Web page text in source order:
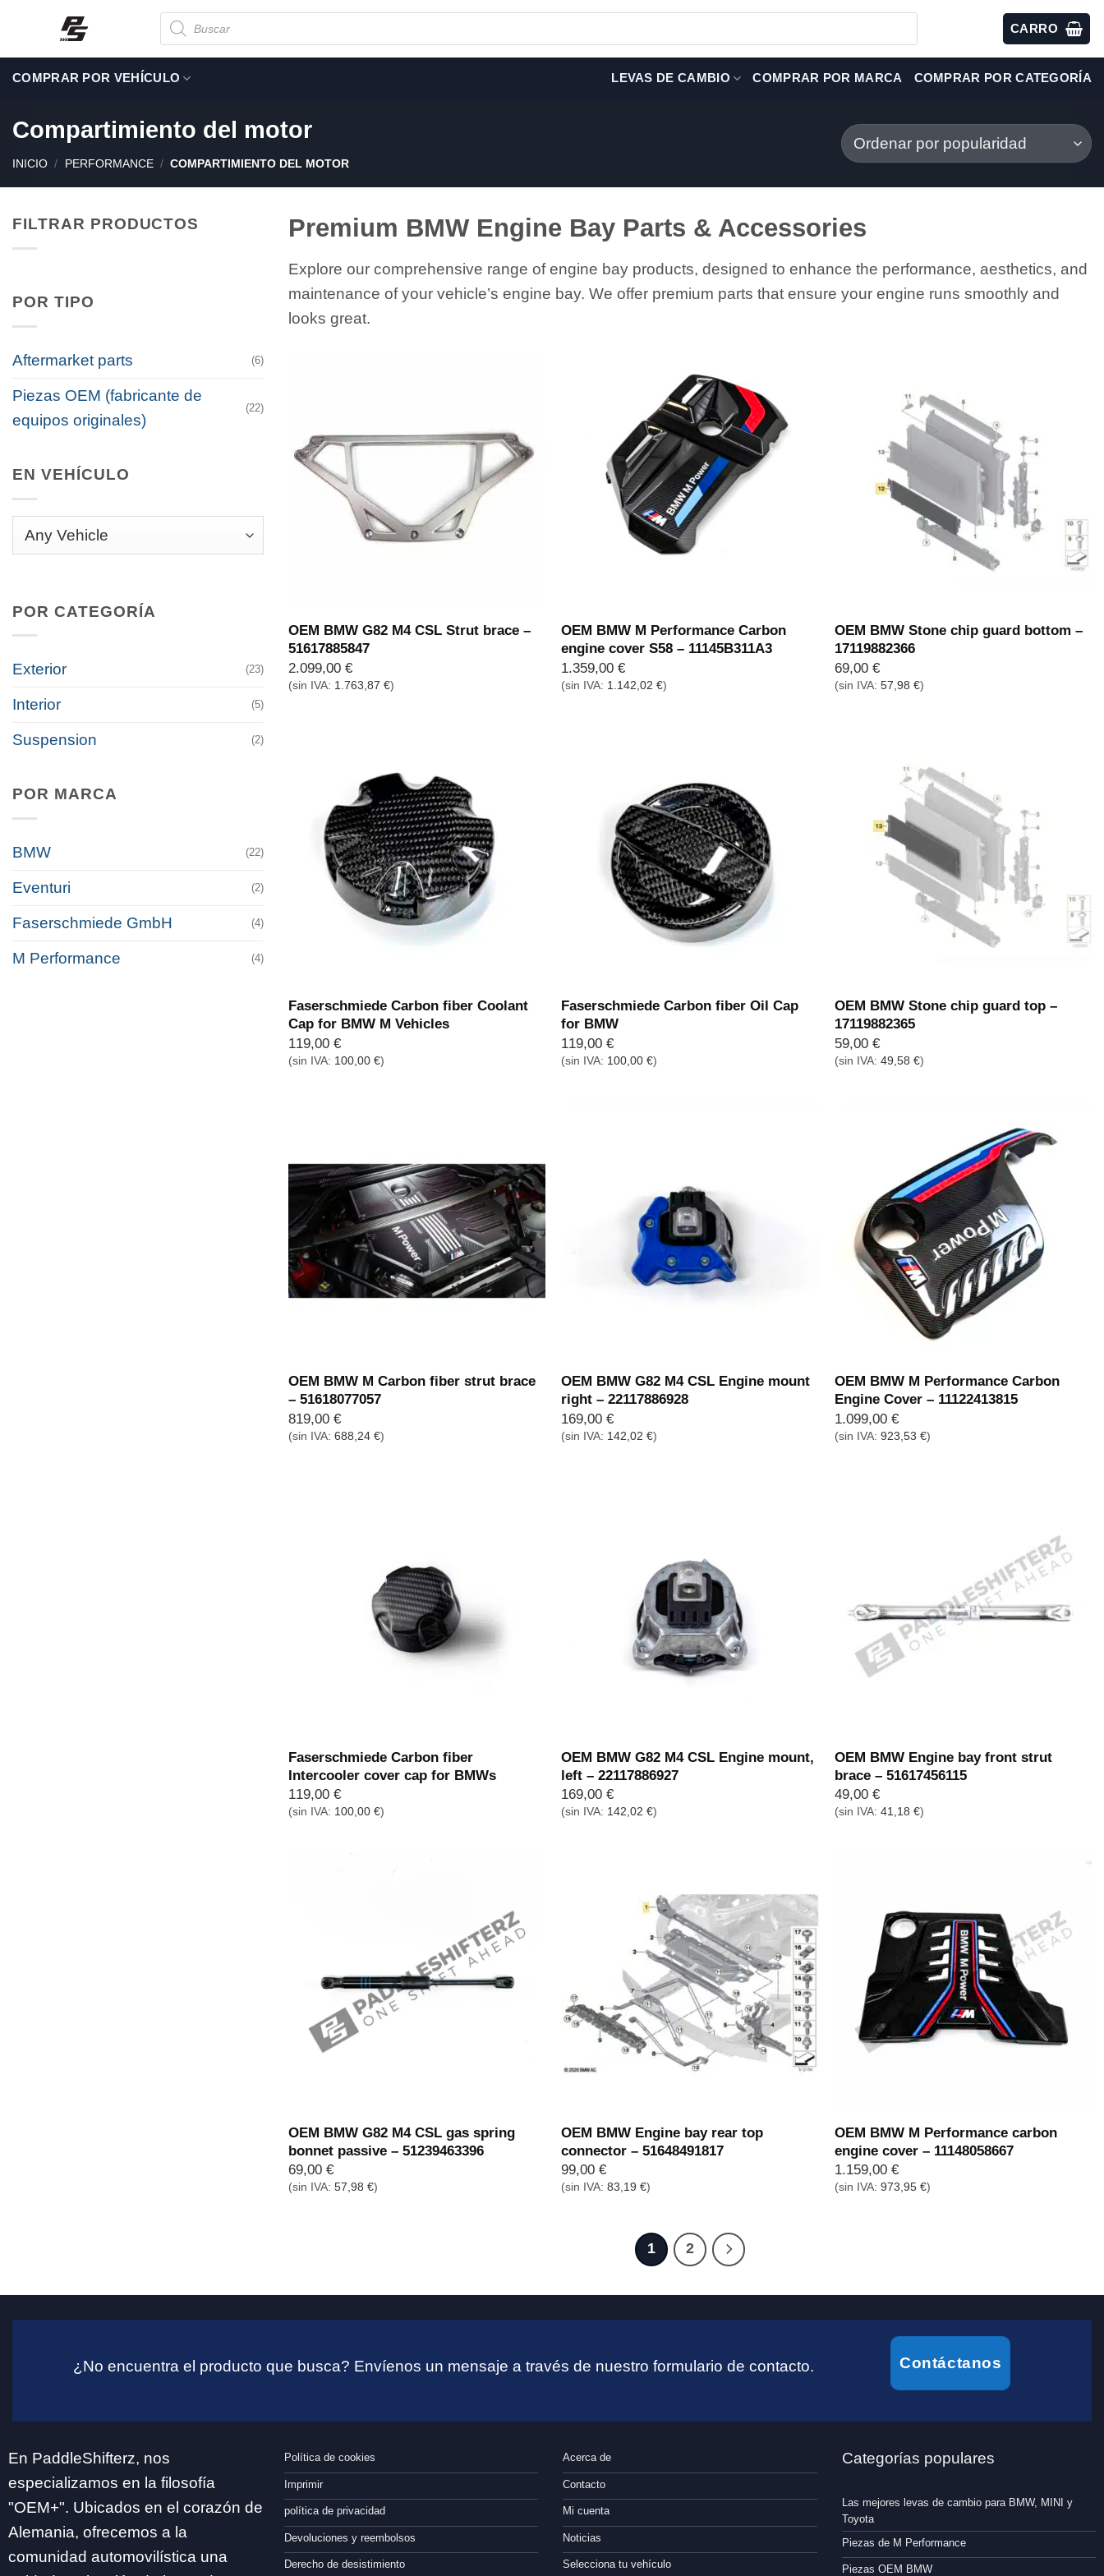
contenido
Búsqueda
de
productos
CARRO
COMPRAR POR VEHÍCULO LEVAS DE CAMBIO COMPRAR POR MARCA COMPRAR POR CATEGORÍA
Compartimiento del motor
INICIO / PERFORMANCE / COMPARTIMIENTO DEL MOTOR
FILTRAR PRODUCTOS
POR TIPO
Aftermarket parts (6)
Piezas OEM (fabricante de
equipos originales)
(22)
EN VEHÍCULO
POR CATEGORÍA
Exterior (23)
Interior (5)
Suspension (2)
POR MARCA
BMW (22)
Eventuri (2)
Faserschmiede GmbH (4)
M Performance (4)
Premium BMW Engine Bay Parts & Accessories
Explore our comprehensive range of engine bay products, designed to enhance the performance, aesthetics, and
maintenance of your vehicle’s engine bay. We offer premium parts that ensure your engine runs smoothly and
looks great.
OEM BMW G82 M4 CSL Strut brace –
51617885847
2.099,00 €
(sin IVA: 1.763,87 €)
OEM BMW M Performance Carbon
engine cover S58 – 11145B311A3
1.359,00€
(sin IVA: 1.142,02€)
OEM BMW Stone chip guard bottom –
17119882366
69,00€
(sin IVA:57,98€)
Faserschmiede Carbon fiber Coolant
Cap for BMW M Vehicles
119,00 €
(sin IVA: 100,00 €)
Faserschmiede Carbon fiber Oil Cap
for BMW
119,00€
(sin IVA: 100,00€)
OEM BMW Stone chip guard top –
17119882365
59,00€
(sin IVA:49,58€)
OEM BMW M Carbon fiber strut brace
– 51618077057
819,00 €
(sin IVA: 688,24 €)
OEM BMW G82 M4 CSL Engine mount
right – 22117886928
169,00€
(sin IVA: 142,02€)
OEM BMW M Performance Carbon
Engine Cover – 11122413815
1.099,00€
(sin IVA:923,53€)
Faserschmiede Carbon fiber
Intercooler cover cap for BMWs
119,00 €
(sin IVA: 100,00 €)
OEM BMW G82 M4 CSL Engine mount,
left – 22117886927
169,00€
(sin IVA: 142,02€)
OEM BMW Engine bay front strut
brace – 51617456115
49,00€
(sin IVA:41,18€)
OEM BMW G82 M4 CSL gas spring
bonnet passive – 51239463396
69,00 €
(sin IVA: 57,98 €)
OEM BMW Engine bay rear top
connector – 51648491817
99,00€
(sin IVA:83,19€)
OEM BMW M Performance carbon
engine cover – 11148058667
1.159,00€
(sin IVA:973,95€)
1 2
¿No encuentra el producto que busca? Envíenos un mensaje a través de nuestro formulario de contacto. Contáctanos
En PaddleShifterz, nos
especializamos en la filosofía
"OEM+". Ubicados en el corazón de
Alemania, ofrecemos a la
comunidad automovilística una
Política de cookies
Imprimir
política de privacidad
Devoluciones y reembolsos
Derecho de desistimiento
Acerca de
Contacto
Mi cuenta
Noticias
Selecciona tu vehículo
Categorías populares
Las mejores levas de cambio para BMW, MINI y
Toyota
Piezas de M Performance
Piezas OEM BMW